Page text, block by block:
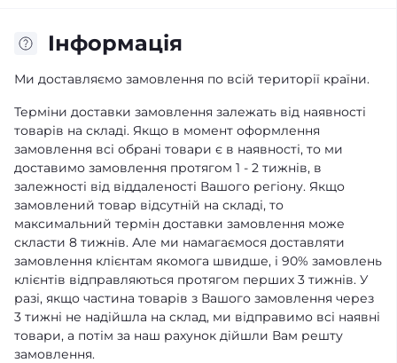
Iнформація
Ми доставляємо замовлення по всій території країни.
Терміни доставки замовлення залежать від наявності
товарів на складі. Якщо в момент оформлення
замовлення всі обрані товари є в наявності, то ми
доставимо замовлення протягом 1 - 2 тижнів, в
залежності від віддаленості Вашого регіону. Якщо
замовлений товар відсутній на складі, то
максимальний термін доставки замовлення може
скласти 8 тижнів. Але ми намагаємося доставляти
замовлення клієнтам якомога швидше, і 90% замовлень
клієнтів відправляються протягом перших 3 тижнів. У
разі, якщо частина товарів з Вашого замовлення через
3 тижні не надійшла на склад, ми відправимо всі наявні
товари, а потім за наш рахунок дійшли Вам решту
замовлення.